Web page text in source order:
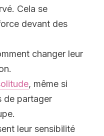
Cela se
devant des
changer leur
, même si
de partager
leur sensibilité